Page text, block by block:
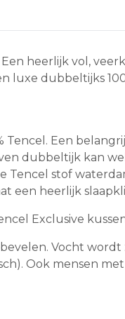
heerlijk vol,
luxe dubbeltijks
Een
dubbeltijk kan
Tencel stof
een heerlijk
Exclusive
Vocht wordt
Ook mensen